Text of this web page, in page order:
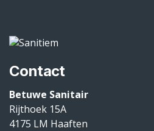
Contact
Betuwe Sanitair
Rijthoek 15A
4175 LM Haaften